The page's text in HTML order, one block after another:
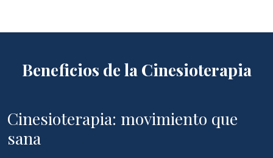
Beneficios de la Cinesioterapia
Cinesioterapia: movimiento que
sana